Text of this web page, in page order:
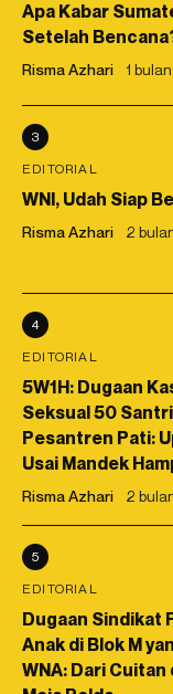
Apa Kabar
Setelah
Risma Azhari 1
3
EDITORIAL
WNI, Udah Siap
Risma Azhari 2
4
EDITORIAL
5W1H: Dugaan
Seksual 50
Pesantren Pati:
Usai Mandek
Risma Azhari 2
5
EDITORIAL
Dugaan Sindikat
Anak di Blok M
WNA: Dari Cuitan